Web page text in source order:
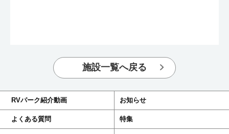
施設一覧へ戻る
RVパーク紹介動画 お知らせ
よくある質問 特集